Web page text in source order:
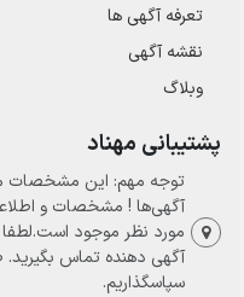
تعرفه آگهی ها
نقشه آگهی
وبلاگ
پشتیبانی مهناد
توجه مهم: این مشخصات
آگهی‌ها ! مشخصات و
مورد نظر موجود است.لطفا
آگهی دهنده تماس
سپاسگذاریم.